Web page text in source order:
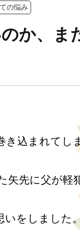
の悩み
か、ま
き込まれてし
矢先に父が軽
いをしました